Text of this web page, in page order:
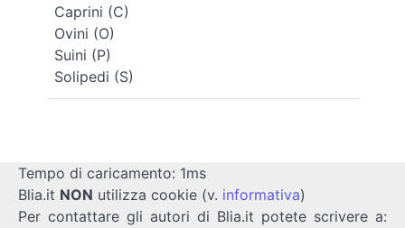
Caprini (C)
Ovini (O)
Suini (P)
Solipedi (S)
Tempo di caricamento: 1ms
Blia.it NON utilizza cookie (v. informativa)
Per contattare gli autori di Blia.it potete scrivere a: